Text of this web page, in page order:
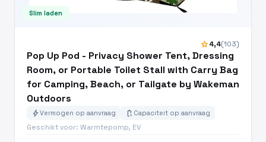
Slim laden
star4,4(103)
Pop Up Pod - Privacy Shower Tent, Dressing
Room, or Portable Toilet Stall with Carry Bag
for Camping, Beach, or Tailgate by Wakeman
Outdoors
boltVermogen op aanvraag battery_charging_full Capaciteit op aanvraag
Geschikt voor: Warmtepomp, EV